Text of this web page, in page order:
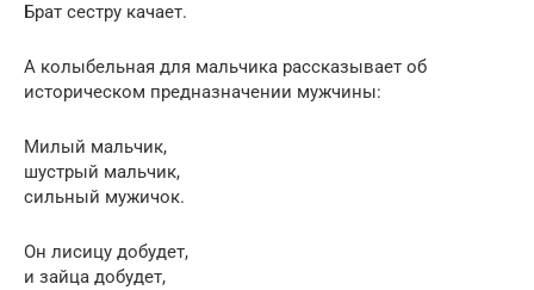
Брат сестру качает.
А колыбельная для мальчика рассказывает об
историческом предназначении мужчины:
Милый мальчик,
шустрый мальчик,
сильный мужичок.
Он лисицу добудет,
и зайца добудет,